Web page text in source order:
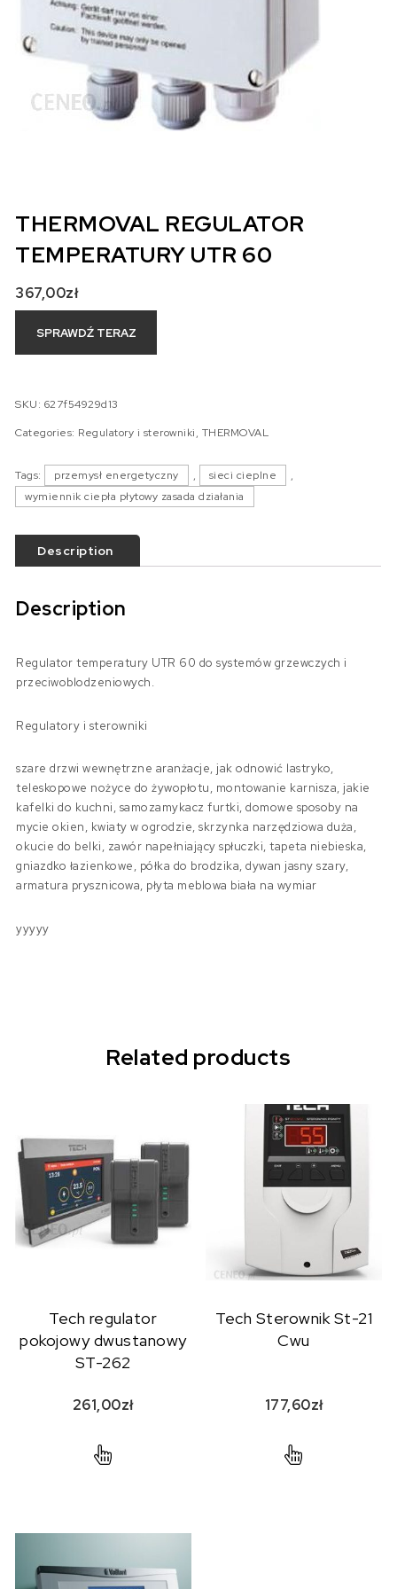
THERMOVAL REGULATOR
TEMPERATURY UTR 60
367,00zł
SPRAWDŹ TERAZ
SKU: 627f54929d13
Categories: Regulatory i sterowniki, THERMOVAL
Tags: przemysł energetyczny , sieci cieplne
,
wymiennik ciepła płytowy zasada działania
Description
Description
Regulator temperatury UTR 60 do systemów grzewczych i
przeciwoblodzeniowych.
Regulatory i sterowniki
szare drzwi wewnętrzne aranżacje, jak odnowić lastryko,
teleskopowe nożyce do żywopłotu, montowanie karnisza, jakie
kafelki do kuchni, samozamykacz furtki, domowe sposoby na
mycie okien, kwiaty w ogrodzie, skrzynka narzędziowa duża,
okucie do belki, zawór napełniający spłuczki, tapeta niebieska,
gniazdko łazienkowe, półka do brodzika, dywan jasny szary,
armatura prysznicowa, płyta meblowa biała na wymiar
yyyyy
Related products
Tech regulator
pokojowy dwustanowy
ST-262
261,00zł
Tech Sterownik St-21
Cwu
177,60zł